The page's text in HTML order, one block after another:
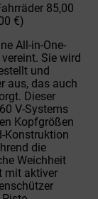
85,00
€)
All-in-One-
Sie wird
und
aus, das auch
Dieser
V-Systems
Kopfgrößen
Konstruktion
die
Weichheit
mit aktiver